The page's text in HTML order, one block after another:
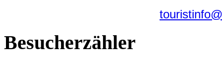
Besucherzähler